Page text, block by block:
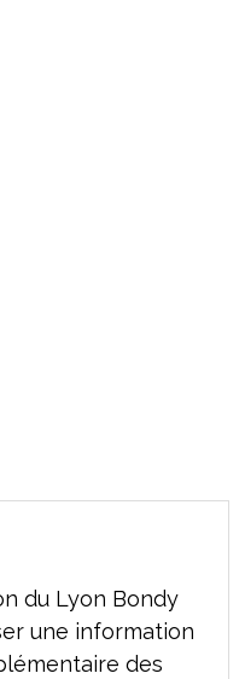
du Lyon Bondy
une information
des